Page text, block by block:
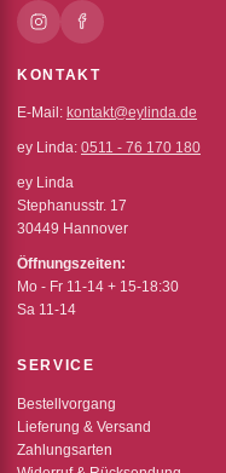
KONTAKT
E-Mail: kontakt@eylinda.de
ey Linda: 0511 - 76 170 180
ey Linda
Stephanusstr. 17
30449 Hannover
Öffnungszeiten:
Mo - Fr 11-14 + 15-18:30
Sa 11-14
SERVICE
Bestellvorgang
Lieferung & Versand
Zahlungsarten